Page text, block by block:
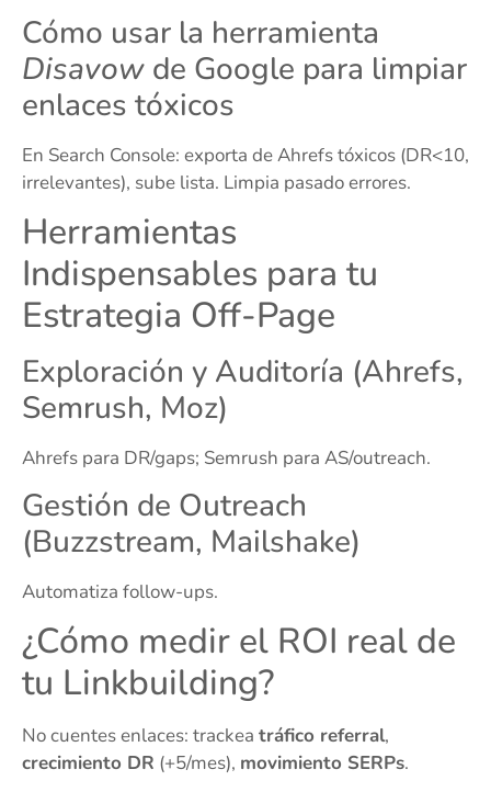
Cómo usar la herramienta
Disavow de Google para limpiar
enlaces tóxicos
En Search Console: exporta de Ahrefs tóxicos (DR<10,
irrelevantes), sube lista. Limpia pasado errores.
Herramientas
Indispensables para tu
Estrategia Off-Page
Exploración y Auditoría (Ahrefs,
Semrush, Moz)
Ahrefs para DR/gaps; Semrush para AS/outreach.
Gestión de Outreach
(Buzzstream, Mailshake)
Automatiza follow-ups.
¿Cómo medir el ROI real de
tu Linkbuilding?
No cuentes enlaces: trackea tráfico referral,
crecimiento DR (+5/mes), movimiento SERPs.